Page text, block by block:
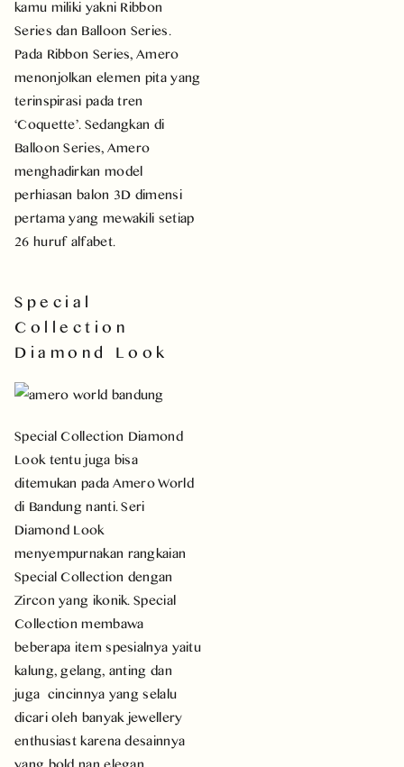
kamu miliki yakni Ribbon
Series dan Balloon Series.
Pada Ribbon Series, Amero
menonjolkan elemen pita yang
terinspirasi pada tren
‘Coquette’. Sedangkan di
Balloon Series, Amero
menghadirkan model
perhiasan balon 3D dimensi
pertama yang mewakili setiap
26 huruf alfabet.
Special
Collection
Diamond Look
Special Collection Diamond
Look tentu juga bisa
ditemukan pada Amero World
di Bandung nanti. Seri
Diamond Look
menyempurnakan rangkaian
Special Collection dengan
Zircon yang ikonik. Special
Collection membawa
beberapa item spesialnya yaitu
kalung, gelang, anting dan
juga cincinnya yang selalu
dicari oleh banyak jewellery
enthusiast karena desainnya